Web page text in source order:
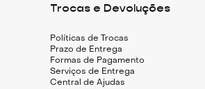
Trocas e Devoluções
Políticas de Trocas
Prazo de Entrega
Formas de Pagamento
Serviços de Entrega
Central de Ajudas